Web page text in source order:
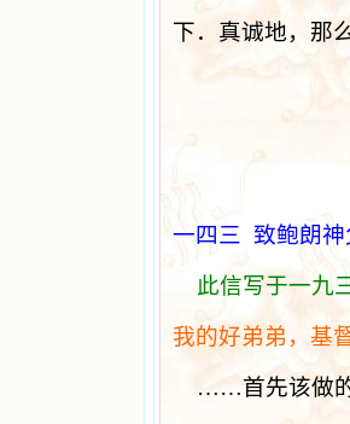
下．真诚地，那
一四三
致鲍朗神
此信写于一九
我的好弟弟，基
……首先该做